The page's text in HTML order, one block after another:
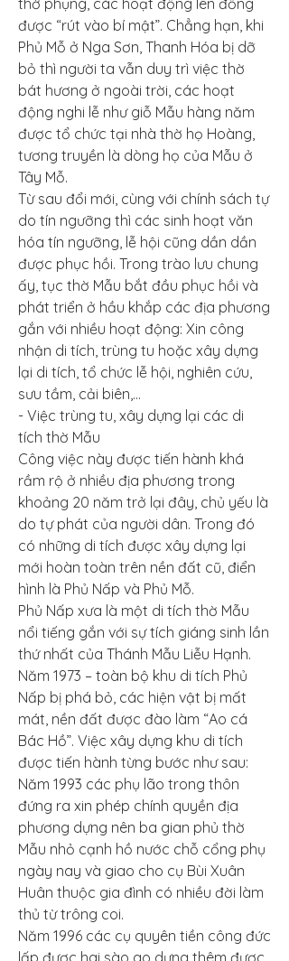
được “rút vào bí mật”. Chẳng hạn, khi
Phủ Mỗ ở Nga Sơn, Thanh Hóa bị dỡ
bỏ thì người ta vẫn duy trì việc thờ
bát hương ở ngoài trời, các hoạt
động nghi lễ như giỗ Mẫu hàng năm
được tổ chức tại nhà thờ họ Hoàng,
tương truyền là dòng họ của Mẫu ở
Tây Mỗ.
Từ sau đổi mới, cùng với chính sách tự
do tín ngưỡng thì các sinh hoạt văn
hóa tín ngưỡng, lễ hội cũng dần dần
được phục hồi. Trong trào lưu chung
ấy, tục thờ Mẫu bắt đầu phục hồi và
phát triển ở hầu khắp các địa phương
gắn với nhiều hoạt động: Xin công
nhận di tích, trùng tu hoặc xây dựng
lại di tích, tổ chức lễ hội, nghiên cứu,
sưu tầm, cải biên,…
- Việc trùng tu, xây dựng lại các di
tích thờ Mẫu
Công việc này được tiến hành khá
rầm rộ ở nhiều địa phương trong
khoảng 20 năm trở lại đây, chủ yếu là
do tự phát của người dân. Trong đó
có những di tích được xây dựng lại
mới hoàn toàn trên nền đất cũ, điển
hình là Phủ Nấp và Phủ Mỗ.
Phủ Nấp xưa là một di tích thờ Mẫu
nổi tiếng gắn với sự tích giáng sinh lần
thứ nhất của Thánh Mẫu Liễu Hạnh.
Năm 1973 – toàn bộ khu di tích Phủ
Nấp bị phá bỏ, các hiện vật bị mất
mát, nền đất được đào làm “Ao cá
Bác Hồ”. Việc xây dựng khu di tích
được tiến hành từng bước như sau:
Năm 1993 các phụ lão trong thôn
đứng ra xin phép chính quyền địa
phương dựng nên ba gian phủ thờ
Mẫu nhỏ cạnh hồ nước chỗ cổng phụ
ngày nay và giao cho cụ Bùi Xuân
Huân thuộc gia đình có nhiều đời làm
thủ từ trông coi.
Năm 1996 các cụ quyên tiền công đức
lấp được hai sào ao dựng thêm được